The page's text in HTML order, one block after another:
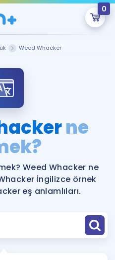
0
An Boş.
onlarca eğitim seni
İngilizce Gramer
Weed Whacker
ne
Weed Whacker ne
İngilizce örnek
eş anlamlıları.